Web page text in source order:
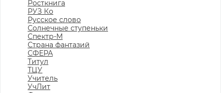
Росткнига
РУЗ Ко
Русское слово
Солнечные ступеньки
Спектр-М
Страна фантазий
СФЕРА
Титул
ТЦУ
Учитель
УчЛит